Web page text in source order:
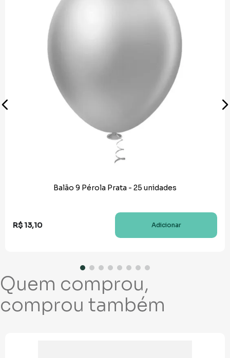
Balão 9 Pérola Prata - 25 unidades
R$13,10 Adicionar
Quem comprou,
comprou também